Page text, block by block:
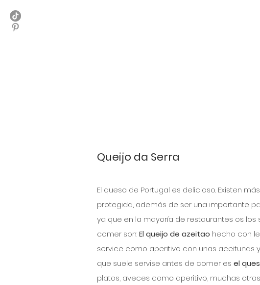
Queijo da Serra
El queso de Portugal es delicioso. Existen
protegida, además de ser una importante
ya que en la mayoría de restaurantes os
comer son: El queijo de azeitao hecho con
service como aperitivo con unas aceitunas
que suele servise antes de comer es el
platos, aveces como aperitivo, muchas